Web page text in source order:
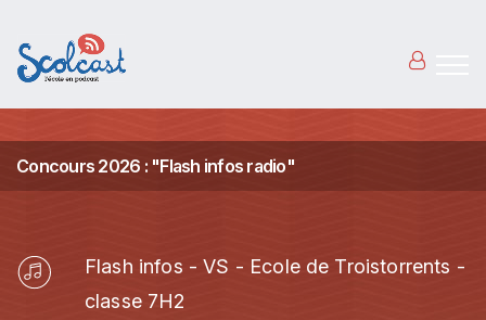
Concours 2026 : "Flash infos radio"
Flash infos - VS - Ecole de Troistorrents -
classe 7H2